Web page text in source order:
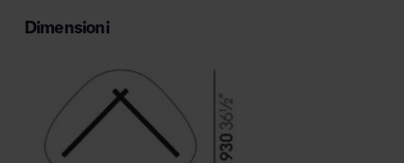
Dimensioni